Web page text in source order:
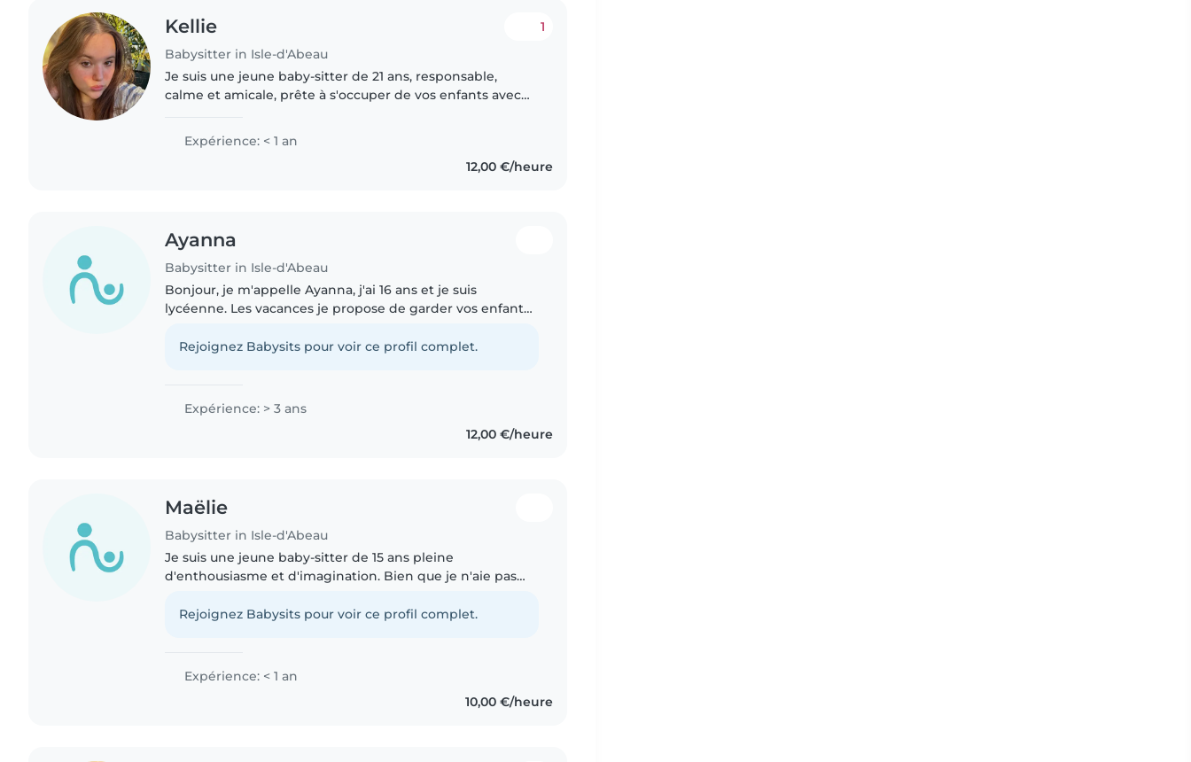
Kellie
Babysitter in Isle-d'Abeau
1
Je suis une jeune baby-sitter de 21 ans, responsable,
calme et amicale, prête à s'occuper de vos enfants avec
domaine de la garde..
Expérience: < 1 an
12,00 €/heure
Ayanna
Babysitter in Isle-d'Abeau
Bonjour, je m'appelle Ayanna, j'ai 16 ans et je suis
lycéenne. Les vacances je propose de garder vos enfants
sœurs et cousins,..
Rejoignez Babysits pour voir ce profil complet.
Expérience: > 3 ans
12,00 €/heure
Maëlie
Babysitter in Isle-d'Abeau
Je suis une jeune baby-sitter de 15 ans pleine
d'enthousiasme et d'imagination. Bien que je n'aie pas
travailler avec des..
Rejoignez Babysits pour voir ce profil complet.
Expérience: < 1 an
10,00 €/heure